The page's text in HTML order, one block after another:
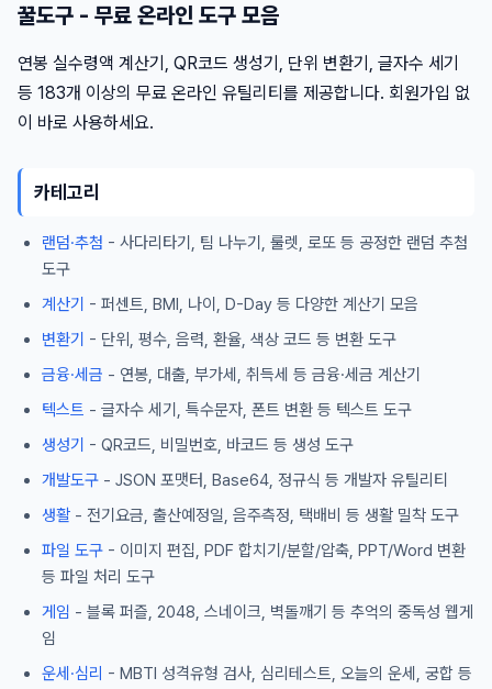
꿀도구 - 무료 온라인 도구 모음
연봉 실수령액 계산기, QR코드 생성기, 단위 변환기, 글자수 세기
등 183개 이상의 무료 온라인 유틸리티를 제공합니다. 회원가입 없
이 바로 사용하세요.
카테고리
랜덤·추첨 - 사다리타기, 팀 나누기, 룰렛, 로또 등 공정한 랜덤 추첨
도구
계산기 - 퍼센트, BMI, 나이, D-Day 등 다양한 계산기 모음
변환기 - 단위, 평수, 음력, 환율, 색상 코드 등 변환 도구
금융·세금 - 연봉, 대출, 부가세, 취득세 등 금융·세금 계산기
텍스트 - 글자수 세기, 특수문자, 폰트 변환 등 텍스트 도구
생성기 - QR코드, 비밀번호, 바코드 등 생성 도구
개발도구 - JSON 포맷터, Base64, 정규식 등 개발자 유틸리티
생활 - 전기요금, 출산예정일, 음주측정, 택배비 등 생활 밀착 도구
파일 도구 - 이미지 편집, PDF 합치기/분할/압축, PPT/Word 변환
등 파일 처리 도구
게임 - 블록 퍼즐, 2048, 스네이크, 벽돌깨기 등 추억의 중독성 웹게
임
운세·심리 - MBTI 성격유형 검사, 심리테스트, 오늘의 운세, 궁합 등